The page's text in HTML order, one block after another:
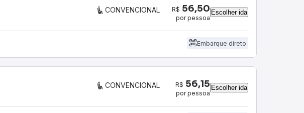
CONVENCIONAL R$ 56,50
por pessoa
Escolher ida
Embarque direto
CONVENCIONAL R$ 56,15
por pessoa
Escolher ida